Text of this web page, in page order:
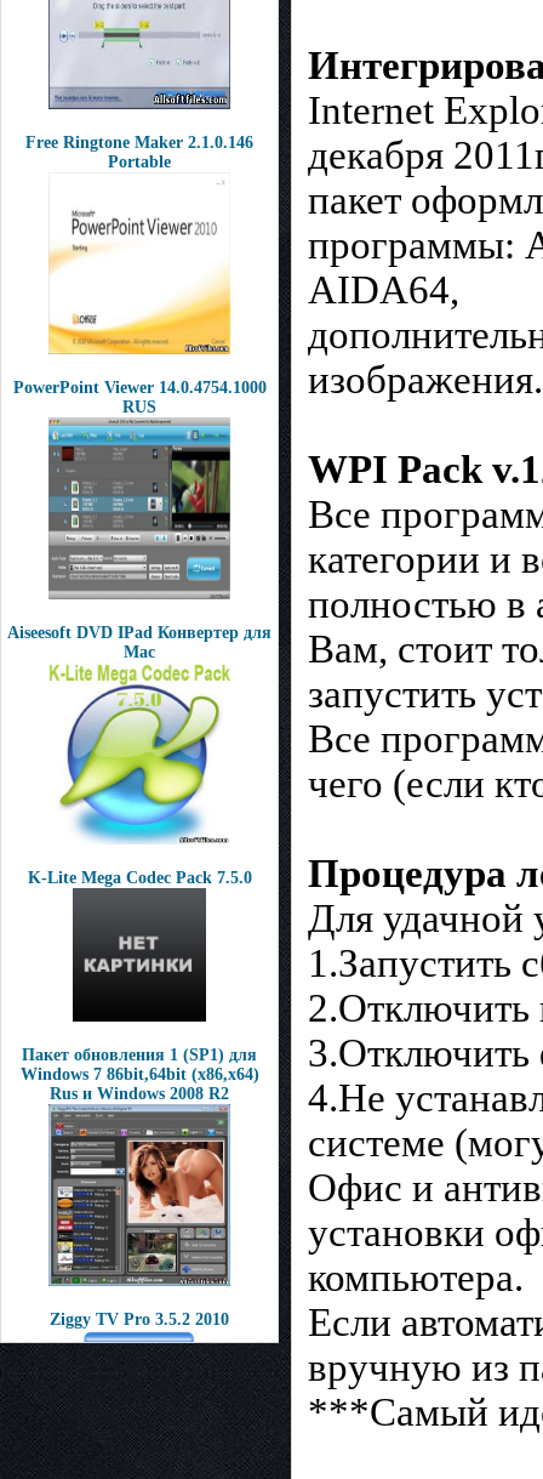
Free Ringtone Maker 2.1.0.146
Portable
PowerPoint Viewer 14.0.4754.1000
RUS
Aiseesoft DVD IPad Конвертер для
Mac
K-Lite Mega Codec Pack 7.5.0
Пакет обновления 1 (SP1) для
Windows 7 86bit,64bit (x86,x64)
Rus и Windows 2008 R2
Ziggy TV Pro 3.5.2 2010
Internet
декабря
пакет
программы:
AIDA64,
изображения.
WPI Pack
Все
категории и
полностью в
Вам, стоит
запустить
Все
чего (если
Процедура
Для удачной
1.Запустить
2.Отключить
3.Отключить
4.Не
системе
Офис и
установки
компьютера.
Если
вручную из
***Самый